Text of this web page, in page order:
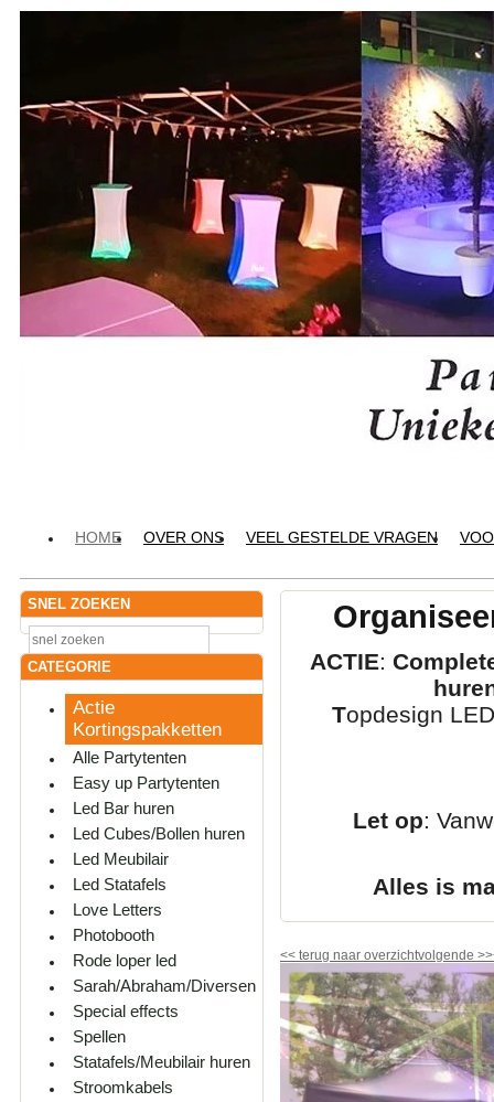
HOME OVER ONS VEEL GESTELDE VRAGEN
SNEL ZOEKEN
CATEGORIE
Actie
Kortingspakketten
Alle Partytenten
Easy up Partytenten
Led Bar huren
Led Cubes/Bollen huren
Led Meubilair
Led Statafels
Love Letters
Photobooth
Rode loper led
Sarah/Abraham/Diversen
Special effects
Spellen
Statafels/Meubilair huren
Stroomkabels
ACTIE:
Topdesign
Let op:
Alles is
<< terug naar overzichtvolgende >>